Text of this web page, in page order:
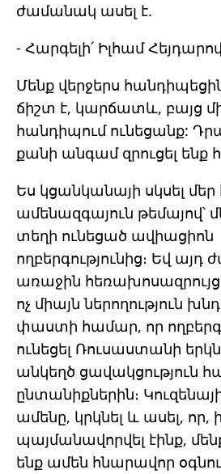
ժամանակ ասել է.
- Հարգելի՛ Իլհամ
Մենք վերջերս
ճիշտ է, կարճատև, բայց
հանդիպում ունեցանք:
քանի անգամ զրուցել ենք
Ես կցանկանայի սկսել
ամենազգայուն թեմայով՝
տեղի ունեցած ավիացիոն
ողբերգությունից։ Եվ
առաջին
ոչ միայն ներողություն
փաստի համար, որ
ունեցել Ռուսաստանի
անկեղծ ցավակցություն
ընտանիքներին։
ամենը, կրկնել և ասել, որ,
պայմանավորվել էինք,
ենք ամեն հնարավոր